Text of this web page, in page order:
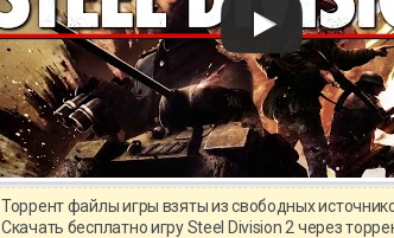
Торрент файлы игры взяты из свободных
Скачать бесплатно игру Steel Division 2 через